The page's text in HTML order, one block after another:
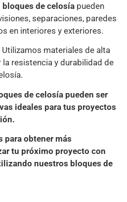
bloques de celosía pueden
separaciones, paredes
en interiores y exteriores.
Utilizamos materiales de alta
resistencia y durabilidad de
de celosía pueden ser
ideales para tus proyectos
para obtener más
tu próximo proyecto con
nuestros bloques de